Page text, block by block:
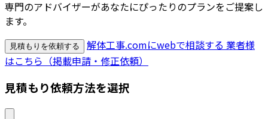
専門のアドバイザーがあなたにぴったりのプランをご提案し
ます。
見積もりを依頼する 解体工事.comにwebで相談する 業者様
はこちら（掲載申請・修正依頼）
見積もり依頼方法を選択